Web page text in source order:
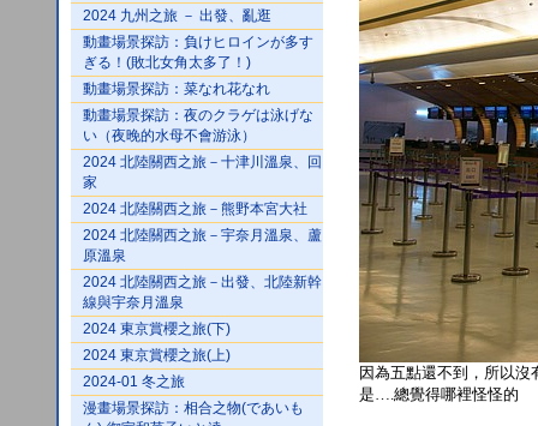
2024 九州之旅 － 出發、亂逛
動畫場景探訪：負けヒロインが多す
ぎる！(敗北女角太多了！)
動畫場景探訪：菜なれ花なれ
動畫場景探訪：夜のクラゲは泳げな
い（夜晚的水母不會游泳）
2024 北陸關西之旅－十津川溫泉、回
家
2024 北陸關西之旅－熊野本宮大社
2024 北陸關西之旅－宇奈月溫泉、蘆
原溫泉
2024 北陸關西之旅－出發、北陸新幹
線與宇奈月溫泉
2024 東京賞櫻之旅(下)
2024 東京賞櫻之旅(上)
2024-01 冬之旅
漫畫場景探訪：相合之物(であいも
因為五點還不到，所以
是….總覺得哪裡怪怪的